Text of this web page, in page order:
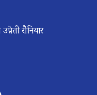
रौनियार